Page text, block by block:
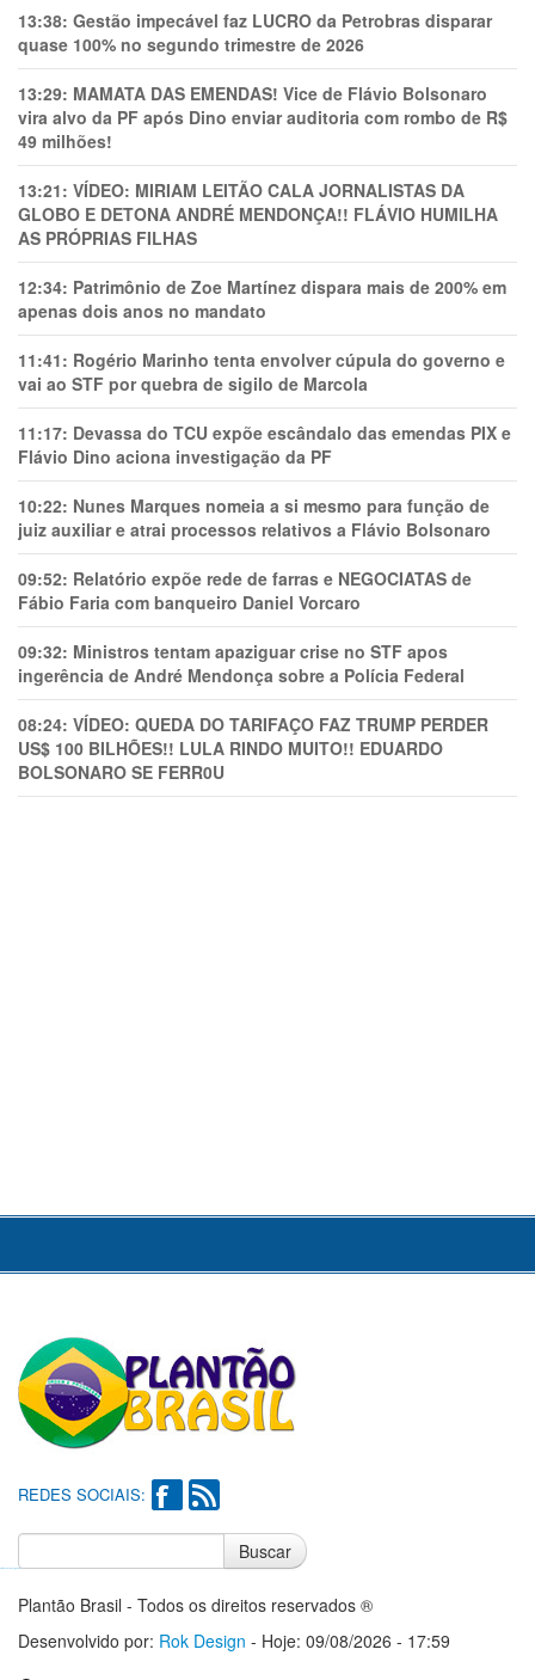
13:38: Gestão impecável faz LUCRO da Petrobras disparar
quase 100% no segundo trimestre de 2026
13:29: MAMATA DAS EMENDAS! Vice de Flávio Bolsonaro
vira alvo da PF após Dino enviar auditoria com rombo de R$
49 milhões!
13:21: VÍDEO: MIRIAM LEITÃO CALA JORNALISTAS DA
GLOBO E DETONA ANDRÉ MENDONÇA!! FLÁVIO HUMILHA
AS PRÓPRIAS FILHAS
12:34: Patrimônio de Zoe Martínez dispara mais de 200% em
apenas dois anos no mandato
11:41: Rogério Marinho tenta envolver cúpula do governo e
vai ao STF por quebra de sigilo de Marcola
11:17: Devassa do TCU expõe escândalo das emendas PIX e
Flávio Dino aciona investigação da PF
10:22: Nunes Marques nomeia a si mesmo para função de
juiz auxiliar e atrai processos relativos a Flávio Bolsonaro
09:52: Relatório expõe rede de farras e NEGOCIATAS de
Fábio Faria com banqueiro Daniel Vorcaro
09:32: Ministros tentam apaziguar crise no STF apos
ingerência de André Mendonça sobre a Polícia Federal
08:24: VÍDEO: QUEDA DO TARIFAÇO FAZ TRUMP PERDER
US$ 100 BILHÕES!! LULA RINDO MUITO!! EDUARDO
BOLSONARO SE FERR0U
REDES SOCIAIS:
Buscar
Plantão Brasil - Todos os direitos reservados ®
Desenvolvido por: Rok Design - Hoje: 09/08/2026 - 17:59